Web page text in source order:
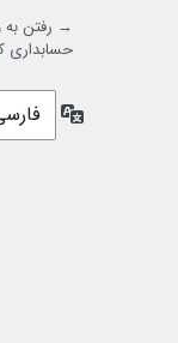
→ رفتن به
حسابداری
زبان